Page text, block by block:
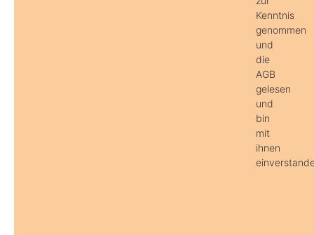
Kenntnis
genommen
und
die
AGB
gelesen
und
bin
mit
ihnen